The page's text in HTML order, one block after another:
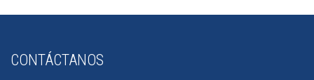
CONTÁCTANOS